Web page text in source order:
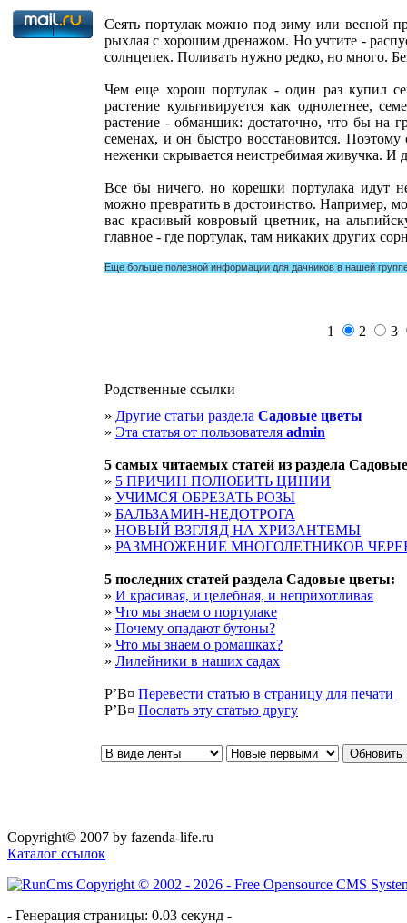
Сеять портулак можно под зиму или весной
рыхлая с хорошим дренажом. Но учтите -
солнцепек. Поливать нужно редко, но много.
Чем еще хорош портулак - один раз купил
растение культивируется как однолетнее,
растение - обманщик: достаточно, что бы на
семенах, и он быстро восстановится.
неженки скрывается неистребимая живучка. И
Все бы ничего, но корешки портулака идут
можно превратить в достоинство. Например,
вас красивый ковровый цветник, на
главное - где портулак, там никаких других
Еще больше полезной информации для дачников в нашей
1 2 3
Родственные ссылки
» Другие статьи раздела Садовые цветы
» Эта статья от пользователя admin
5 cамых читаемых статей из раздела
» 5 ПРИЧИН ПОЛЮБИТЬ ЦИНИИ
» УЧИМСЯ ОБРЕЗАТЬ РОЗЫ
» БАЛЬЗАМИН-НЕДОТРОГА
» НОВЫЙ ВЗГЛЯД НА ХРИЗАНТЕМЫ
» РАЗМНОЖЕНИЕ МНОГОЛЕТНИКОВ
5 последних статей раздела Садовые цветы:
» И красивая, и целебная, и неприхотливая
» Что мы знаем о портулаке
» Почему опадают бутоны?
» Что мы знаем о ромашках?
» Лилейники в наших садах
Р’В¤ Перевести статью в страницу для печати
Р’В¤ Послать эту cтатью другу
Copyright© 2007 by fazenda-life.ru
Каталог ссылок
- Генерация страницы: 0.03 секунд -